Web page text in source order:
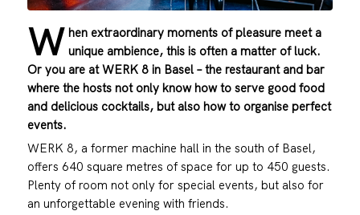
W hen extraordinary moments of pleasure meet a
unique ambience, this is often a matter of luck.
Or you are at WERK 8 in Basel – the restaurant and bar
where the hosts not only know how to serve good food
and delicious cocktails, but also how to organise perfect
events.
WERK 8, a former machine hall in the south of Basel,
offers 640 square metres of space for up to 450 guests.
Plenty of room not only for special events, but also for
an unforgettable evening with friends.